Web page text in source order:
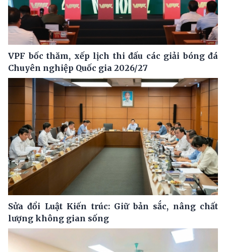
VPF bốc thăm, xếp lịch thi đấu các giải bóng đá
Chuyên nghiệp Quốc gia 2026/27
Sửa đổi Luật Kiến trúc: Giữ bản sắc, nâng chất
lượng không gian sống